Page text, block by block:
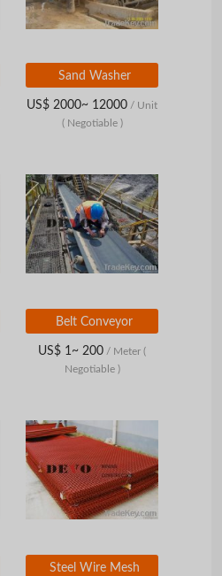
Sand Washer
US$ 2000~ 12000 / Unit
( Negotiable )
Belt Conveyor
US$ 1~ 200 / Meter (
Negotiable )
Steel Wire Mesh